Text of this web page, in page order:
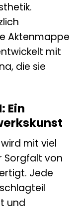
Aktenmappe
mit
die sie
Ein
wird mit viel
Sorgfalt von
Jede
und